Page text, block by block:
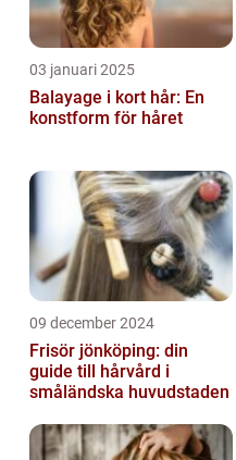
03 januari 2025
Balayage i kort hår: En
konstform för håret
09 december 2024
Frisör jönköping: din
guide till hårvård i
småländska huvudstaden